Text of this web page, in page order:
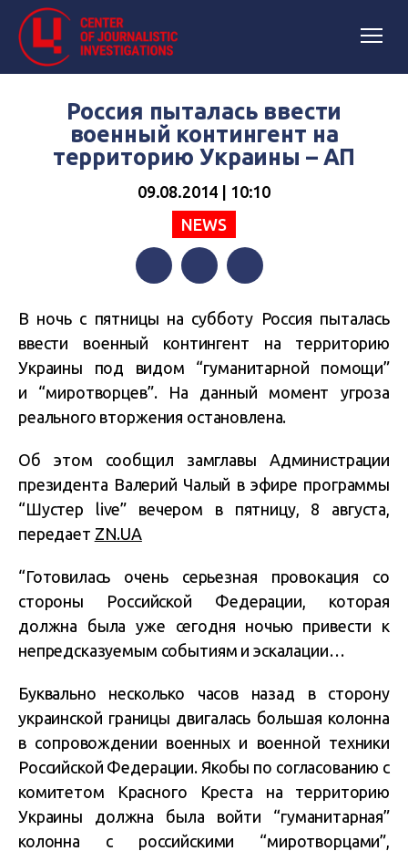
Россия пыталась ввести
военный контингент на
территорию Украины – АП
09.08.2014 | 10:10
NEWS
В ночь с пятницы на субботу Россия пыталась
ввести военный контингент на территорию
Украины под видом “гуманитарной помощи”
и “миротворцев”. На данный момент угроза
реального вторжения остановлена.
Об этом сообщил замглавы Администрации
президента Валерий Чалый в эфире программы
“Шустер live” вечером в пятницу, 8 августа,
передает ZN.UA
“Готовилась очень серьезная провокация со
стороны Российской Федерации, которая
должна была уже сегодня ночью привести к
непредсказуемым событиям и эскалации…
Буквально несколько часов назад в сторону
украинской границы двигалась большая колонна
в сопровождении военных и военной техники
Российской Федерации. Якобы по согласованию с
комитетом Красного Креста на территорию
Украины должна была войти “гуманитарная”
колонна с российскими “миротворцами”,